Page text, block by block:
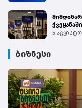
5 აგვისტო
ბიზნესი